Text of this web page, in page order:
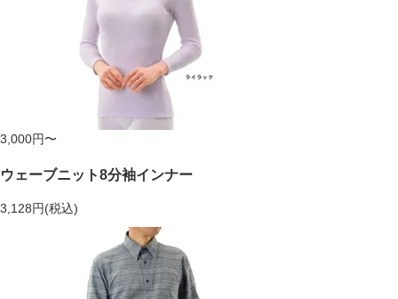
3,000円〜
ウェーブニット8分袖インナー
3,128円(税込)